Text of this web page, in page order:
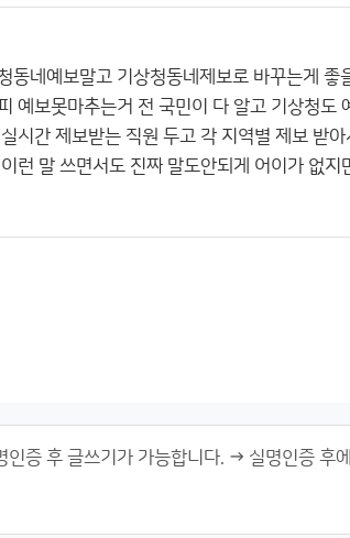
동네예보말고 기상청동네제보로 바꾸는게 좋
예보못마추는거 전 국민이 다 알고 기상청도
시간 제보받는 직원 두고 각 지역별 제보 받
런 말 쓰면서도 진짜 말도안되게 어이가 없